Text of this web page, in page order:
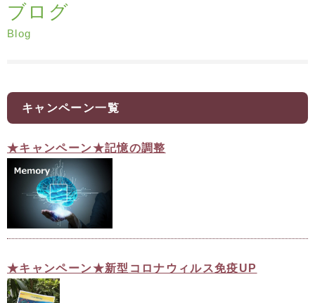
ブログ
Blog
キャンペーン一覧
★キャンペーン★記憶の調整
★キャンペーン★新型コロナウィルス免疫UP